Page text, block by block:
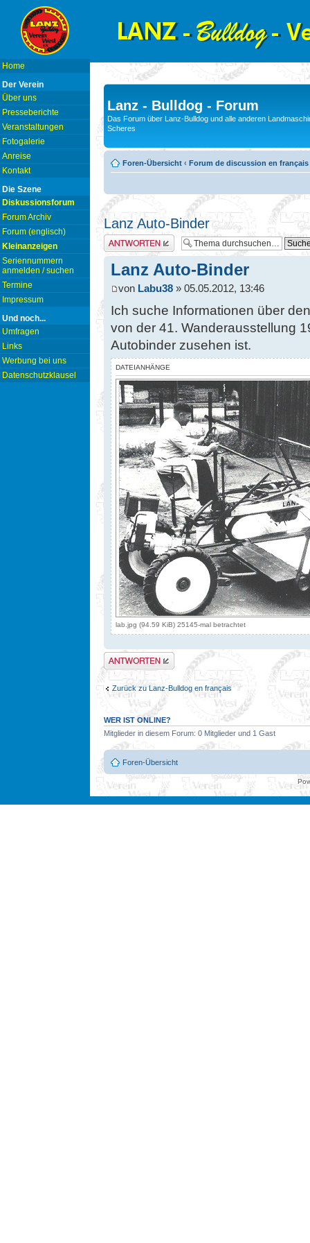
Home
Der Verein
Über uns
Presseberichte
Veranstaltungen
Fotogalerie
Anreise
Kontakt
Die Szene
Diskussionsforum
Forum Archiv
Forum (englisch)
Kleinanzeigen
Seriennummern
anmelden / suchen
Termine
Impressum
Und noch...
Umfragen
Links
Werbung bei uns
Datenschutzklausel
Lanz - Bulldog - Forum
Das Forum über Lanz-Bulldog und alle anderen
Scheres
Foren-Übersicht ‹ Forum de discussion en français
Lanz Auto-Binder
Antwort erstellen
Lanz Auto-Binder
von Labu38 » 05.05.2012, 13:46
Ich suche Informationen über
von der 41. Wanderausstellung
Autobinder zusehen ist.
DATEIANHÄNGE
lab.jpg (94.59 KiB) 25145-mal betrachtet
Antwort erstellen
Zurück zu Lanz-Bulldog en français
WER IST ONLINE?
Mitglieder in diesem Forum: 0 Mitglieder und 1 Gast
Foren-Übersicht